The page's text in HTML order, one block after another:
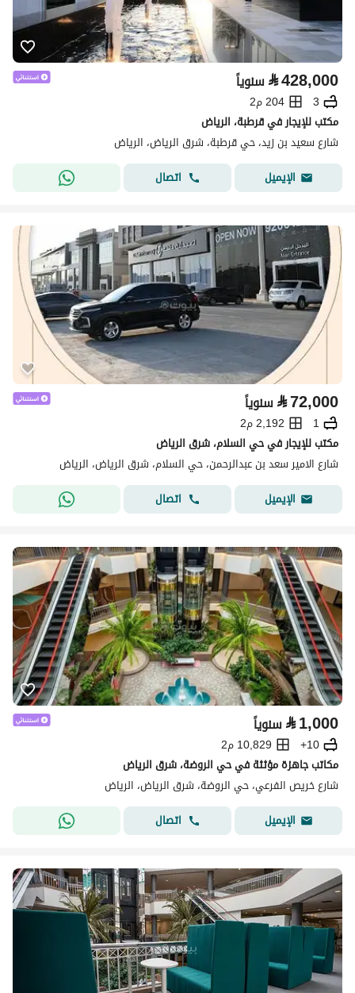
⃁428,000 سنوياً
3
204 م2
مكتب للإيجار في قرطبة، الرياض
شارع سعيد بن زيد، حي قرطبة، شرق الرياض، الرياض
الإيميل
اتصال
⃁72,000 سنوياً
1
2,192 م2
مكتب للإيجار في حي السلام، شرق الرياض
شارع الامير سعد بن عبدالرحمن، حي السلام، شرق الرياض، الرياض
الإيميل
اتصال
⃁1,000 سنوياً
10+
10,829 م2
مكاتب جاهزة مؤثثة في حي الروضة، شرق الرياض
شارع خريص الفرعي، حي الروضة، شرق الرياض، الرياض
الإيميل
اتصال